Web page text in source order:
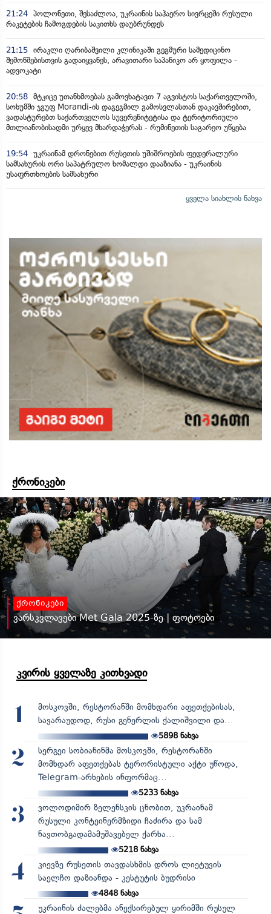
21:24 პოლონეთი, შესაძლოა, უკრაინის საჰაერო სივრცეში რუსული
რაკეტების ჩამოგდების საკითხს დაუბრუნდეს
21:15 ირაკლი ღარიბაშვილი კლინიკაში გეგმური სამედიცინო
შემოწმებისთვის გადაიყვანეს, არავითარი საპანიკო არ ყოფილა -
ადვოკატი
20:58 მტკიცე უთანხმოებას გამოვხატავთ 7 აგვისტოს საქართველოში,
სოხუმში ჯგუფ Morandi-ის დაგეგმილ გამოსვლასთან დაკავშირებით,
ვადასტურებთ საქართველოს სუვერენიტეტისა და ტერიტორიული
მთლიანობისადმი ურყევ მხარდაჭერას - რუმინეთის საგარეო უწყება
19:54 უკრაინამ დრონებით რუსეთის უშიშროების ფედერალური
სამსახურის ორი საპატრულო ხომალდი დააზიანა - უკრაინის
უსაფრთხოების სამსახური
ყველა სიახლის ნახვა
ქრონიკები
ქრონიკები
ვარსკვლავები Met Gala 2025-ზე | ფოტოები
კვირის ყველაზე კითხვადი
1
მოსკოვში, რესტორანში მომხდარი აფეთქებისას,
სავარაუდოდ, რუსი გენერლის ქალიშვილი და...
5898 ნახვა
2
სერგეი სობიანინმა მოსკოვში, რესტორანში
მომხდარ აფეთქებას ტერორისტული აქტი უწოდა,
Telegram-არხების ინფორმაც...
5233ნახვა
3
ვოლოდიმირ ზელენსკის ცნობით, უკრაინამ
რუსული კონტეინერმზიდი ჩაძირა და სამ
ნავთობგადამამუშავებელ ქარხა...
5218ნახვა
4
კიევზე რუსეთის თავდასხმის დროს ლიეტუვის
საელჩო დაზიანდა - კესტუტის ბუდრისი
4848ნახვა
უკრაინის ძალებმა ანექსირებულ ყირიმში რუსულ